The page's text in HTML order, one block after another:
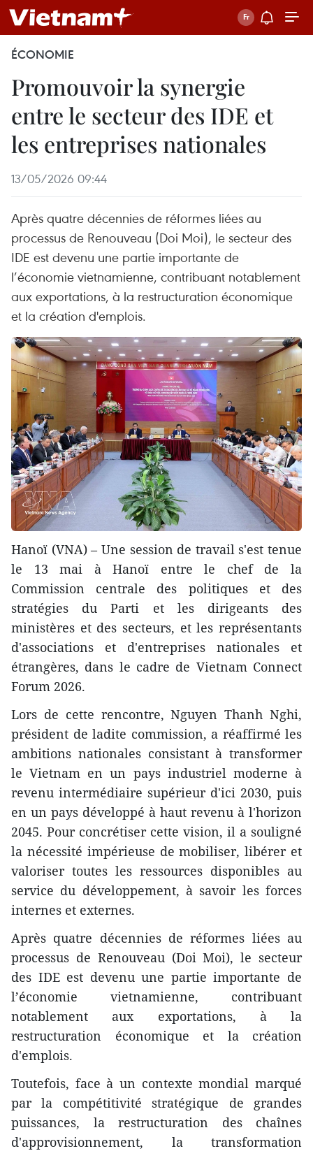
ÉCONOMIE
Promouvoir la synergie
entre le secteur des IDE et
les entreprises nationales
13/05/2026 09:44
Après quatre décennies de réformes liées au
processus de Renouveau (Doi Moi), le secteur des
IDE est devenu une partie importante de
l’économie vietnamienne, contribuant notablement
aux exportations, à la restructuration économique
et la création d'emplois.
​Hanoï (VNA) – Une session de travail s'est tenue
le 13 mai à Hanoï entre le chef de la
Commission centrale des politiques et des
stratégies du Parti et les dirigeants des
ministères et des secteurs, et les représentants
d'associations et d'entreprises nationales et
étrangères, dans le cadre de Vietnam Connect
Forum 2026.
Lors de cette rencontre, Nguyen Thanh Nghi,
président de ladite commission, a réaffirmé les
ambitions nationales consistant à transformer
le Vietnam en un pays industriel moderne à
revenu intermédiaire supérieur d'ici 2030, puis
en un pays développé à haut revenu à l'horizon
2045. Pour concrétiser cette vision, il a souligné
la nécessité impérieuse de mobiliser, libérer et
valoriser toutes les ressources disponibles au
service du développement, à savoir les forces
internes et externes.
Après quatre décennies de réformes liées au
processus de Renouveau (Doi Moi), le secteur
des IDE est devenu une partie importante de
l’économie vietnamienne, contribuant
notablement aux exportations, à la
restructuration économique et la création
d'emplois.
Toutefois, face à un contexte mondial marqué
par la compétitivité stratégique de grandes
puissances, la restructuration des chaînes
d'approvisionnement, la transformation